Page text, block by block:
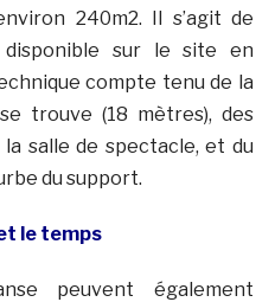
240m2. Il s’agit de
disponible sur le site en
compte tenu de la
trouve (18 mètres), des
salle de spectacle, et du
du support.
le temps
peuvent également